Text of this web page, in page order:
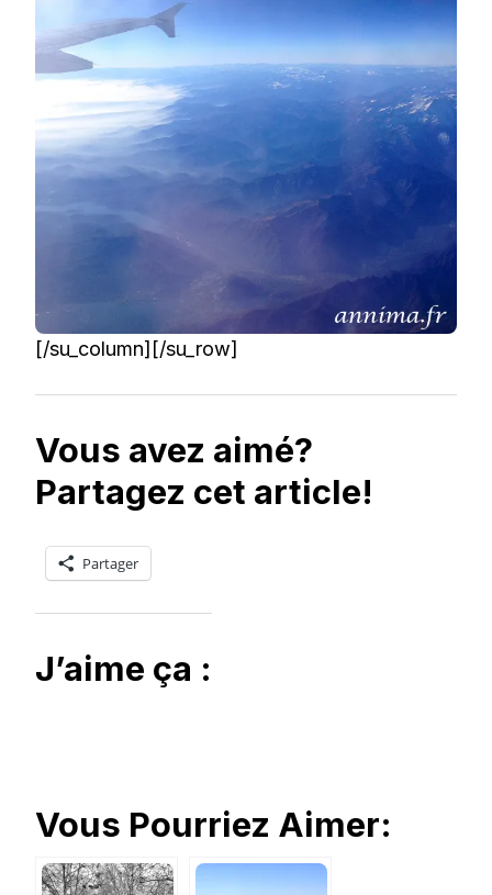
[/su_column][/su_row]
Vous avez aimé?
Partagez cet article!
Partager
J’aime ça :
Vous Pourriez Aimer: